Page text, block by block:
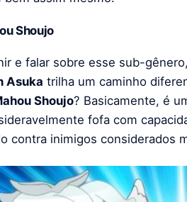
Shoujo
e falar sobre esse sub-
Asuka trilha um caminho
Shoujo? Basicamente, é
fofa com
contra inimigos considerados